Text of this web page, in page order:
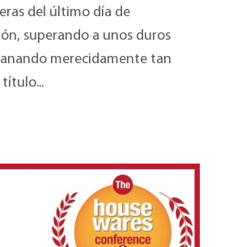
del último día de
superando a unos duros
merecidamente tan